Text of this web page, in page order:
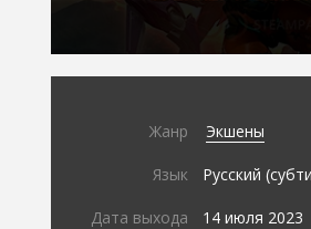
Жанр Экшены
Язык Русский
Дата выхода 14 июля 2023